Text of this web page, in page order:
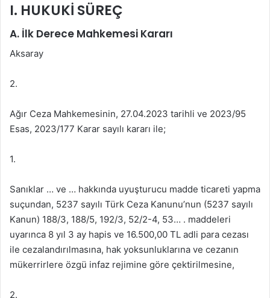
I. HUKUKİ SÜREÇ
A. İlk Derece Mahkemesi Kararı
Aksaray
2.
Ağır Ceza Mahkemesinin, 27.04.2023 tarihli ve 2023/95
Esas, 2023/177 Karar sayılı kararı ile;
1.
Sanıklar … ve … hakkında uyuşturucu madde ticareti yapma
suçundan, 5237 sayılı Türk Ceza Kanunu’nun (5237 sayılı
Kanun) 188/3, 188/5, 192/3, 52/2-4, 53… . maddeleri
uyarınca 8 yıl 3 ay hapis ve 16.500,00 TL adli para cezası
ile cezalandırılmasına, hak yoksunluklarına ve cezanın
mükerrirlere özgü infaz rejimine göre çektirilmesine,
2.